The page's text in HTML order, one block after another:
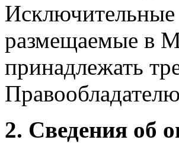
Исключительные
размещаемые в
принадлежать
2. Сведения об